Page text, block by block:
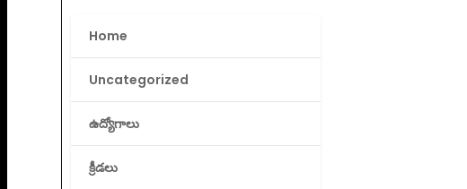
Home
Uncategorized
ఉద్యోగాలు
క్రీడలు